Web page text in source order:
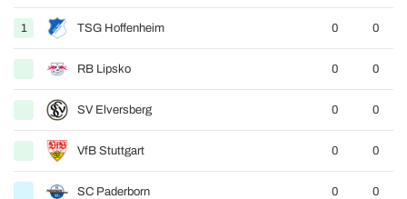
1 TSG Hoffenheim 0 0
RB Lipsko 0 0
SV Elversberg 0 0
VfB Stuttgart 0 0
SC Paderborn 0 0